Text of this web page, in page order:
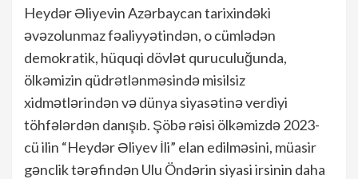
Heydər Əliyevin Azərbaycan tarixindəki
əvəzolunmaz fəaliyyətindən, o cümlədən
demokratik, hüquqi dövlət quruculuğunda,
ölkəmizin qüdrətlənməsində misilsiz
xidmətlərindən və dünya siyasətinə verdiyi
töhfələrdən danışıb. Şöbə rəisi ölkəmizdə 2023-
cü ilin “Heydər Əliyev İli” elan edilməsini, müasir
gənclik tərəfindən Ulu Öndərin siyasi irsinin daha